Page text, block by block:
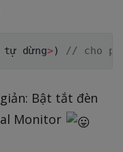
dừng>) // cho
Bật tắt đèn
Monitor